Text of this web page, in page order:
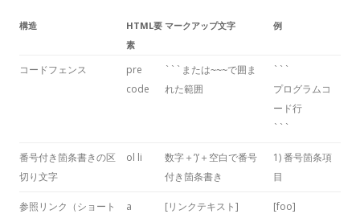
構造
HTML要
素
マークアップ文字 例
コードフェンス
pre
code
```または~~~で囲ま
れた範囲
```
プログラムコ
ード行
```
番号付き箇条書きの区
切り文字
ol li
数字＋’)’＋空白で番号
付き箇条書き
1) 番号箇条項
目
参照リンク（ショート
a
[リンクテキスト]
[foo]